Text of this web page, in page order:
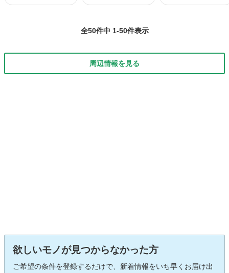
全50件中 1-50件表示
周辺情報を見る
欲しいモノが見つからなかった方
ご希望の条件を登録するだけで、新着情報をいち早くお届け出